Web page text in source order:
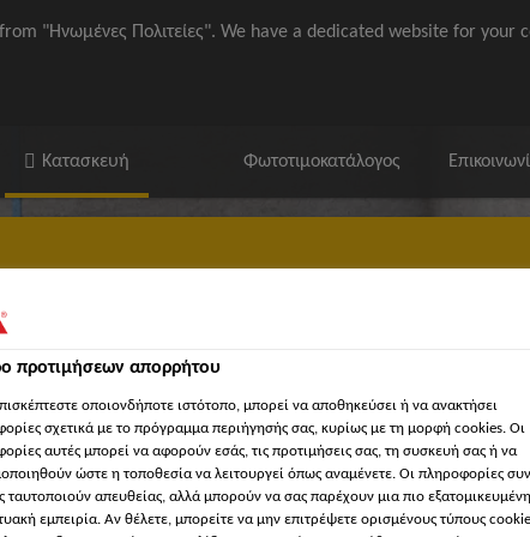
"Ηνωμένες Πολιτείες". We have a dedicated website for your
Κατασκευή Φωτοτιμοκατάλογος
/ ΒΙΜ
προτιμήσεων απορρήτου
οποιονδήποτε ιστότοπο, μπορεί να αποθηκεύσει ή να ανακτήσει
σχετικά με το πρόγραμμα περιήγησής σας, κυρίως με τη μορφή cookies. Οι
αυτές μπορεί να αφορούν εσάς, τις προτιμήσεις σας, τη συσκευή σας ή να
ώστε η τοποθεσία να λειτουργεί όπως αναμένετε. Οι πληροφορίες
ταυτοποιούν απευθείας, αλλά μπορούν να σας παρέχουν μια πιο εξατομικευμένη
εμπειρία. Αν θέλετε, μπορείτε να μην επιτρέψετε ορισμένους τύπους